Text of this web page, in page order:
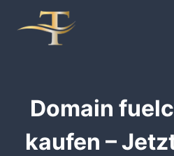
Inhalt
Domain
kaufen –